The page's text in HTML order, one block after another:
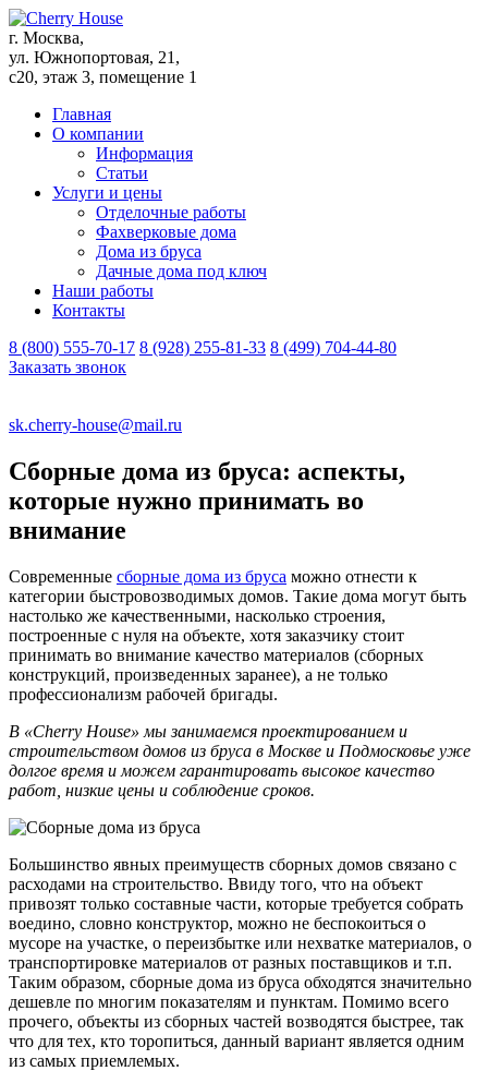
г. Москва,
ул. Южнопортовая, 21,
с20, этаж 3, помещение 1
Главная
О компании
Информация
Статьи
Услуги и цены
Отделочные работы
Фахверковые дома
Дома из бруса
Дачные дома под ключ
Наши работы
Контакты
8 (800) 555-70-17 8 (928) 255-81-33 8 (499) 704-44-80
Заказать звонок
sk.cherry-house@mail.ru
Сборные дома из бруса: аспекты,
которые нужно принимать во
внимание
Современные сборные дома из бруса можно отнести к
категории быстровозводимых домов. Такие дома могут быть
настолько же качественными, насколько строения,
построенные с нуля на объекте, хотя заказчику стоит
принимать во внимание качество материалов (сборных
конструкций, произведенных заранее), а не только
профессионализм рабочей бригады.
В «Cherry House» мы занимаемся проектированием и
строительством домов из бруса в Москве и Подмосковье уже
долгое время и можем гарантировать высокое качество
работ, низкие цены и соблюдение сроков.
Большинство явных преимуществ сборных домов связано с
расходами на строительство. Ввиду того, что на объект
привозят только составные части, которые требуется собрать
воедино, словно конструктор, можно не беспокоиться о
мусоре на участке, о переизбытке или нехватке материалов, о
транспортировке материалов от разных поставщиков и т.п.
Таким образом, сборные дома из бруса обходятся значительно
дешевле по многим показателям и пунктам. Помимо всего
прочего, объекты из сборных частей возводятся быстрее, так
что для тех, кто торопиться, данный вариант является одним
из самых приемлемых.